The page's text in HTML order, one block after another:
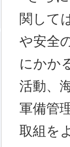
関して
や安全
にかか
活動、
軍備管
取組を